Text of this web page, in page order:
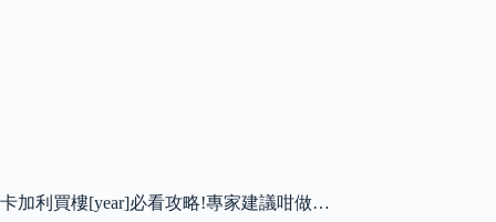
卡加利買樓[year]必看攻略!專家建議咁做…